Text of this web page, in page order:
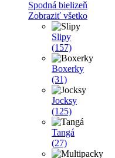
Spodná bielizeň
Zobraziť všetko
Slipy
(157)
Boxerky
(31)
Jocksy
(125)
Tangá
(27)